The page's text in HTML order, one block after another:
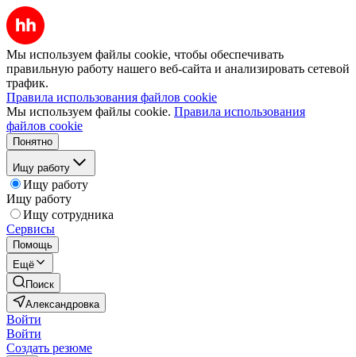
Мы используем файлы cookie, чтобы обеспечивать
правильную работу нашего веб-сайта и анализировать сетевой
трафик.
Правила использования файлов cookie
Мы используем файлы cookie. Правила использования
файлов cookie
Понятно
Ищу работу
Ищу работу
Ищу работу
Ищу сотрудника
Сервисы
Помощь
Ещё
Поиск
Александровка
Войти
Войти
Создать резюме